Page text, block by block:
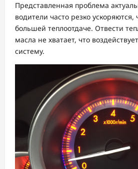
Представленная проблема
водители часто резко
большей теплоотдаче. Отвести
масла не хватает, что
систему.